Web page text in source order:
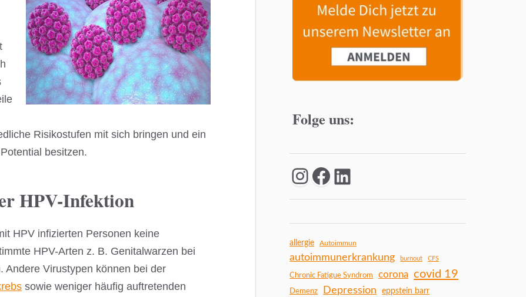
Risikostufen mit sich bringen und ein
besitzen.
HPV-Infektion
HPV infizierten Personen keine
HPV-Arten z. B. Genitalwarzen bei
Andere Virustypen können bei der
sowie weniger häufig auftretenden
Folge uns:
allergie Autoimmun
autoimmunerkrankung burnout CFS
Chronic Fatigue Syndrom corona covid 19
Demenz Depression
eppstein barr